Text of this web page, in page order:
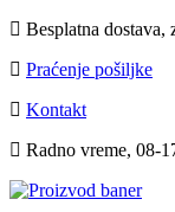
Besplatna
Praćenje pošiljke
Kontakt
Radno vreme, 08-